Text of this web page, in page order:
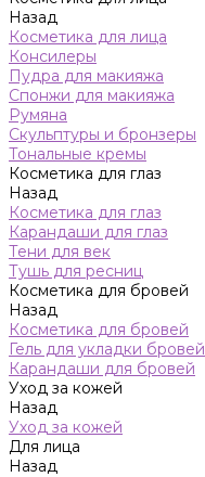
Назад
Косметика для лица
Консилеры
Пудра для макияжа
Спонжи для макияжа
Румяна
Скульптуры и бронзеры
Тональные кремы
Косметика для глаз
Назад
Косметика для глаз
Карандаши для глаз
Тени для век
Тушь для ресниц
Косметика для бровей
Назад
Косметика для бровей
Гель для укладки бровей
Карандаши для бровей
Уход за кожей
Назад
Уход за кожей
Для лица
Назад